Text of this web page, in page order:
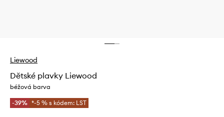
Liewood
Dětské plavky Liewood
béžová barva
-39% *-5 % s kódem: LST